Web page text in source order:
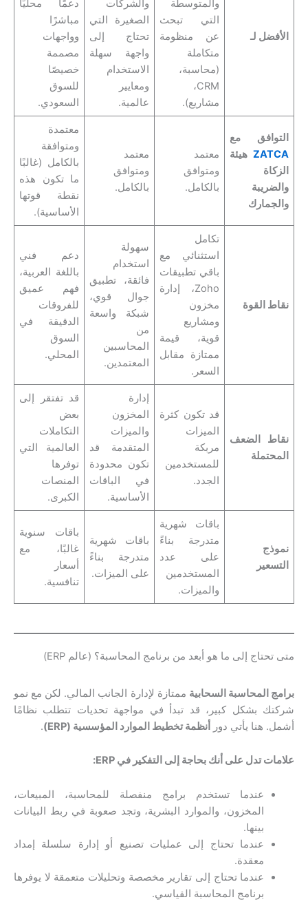
الأفضل لـ
والمتوسطة
التي تبحث
عن منظومة
متكاملة
(محاسبة،
CRM،
مشاريع).
والشركات
الصغيرة التي
تحتاج إلى
واجهة سهلة
الاستخدام
ومعايير
عالمية.
دعمًا محليًا
مباشرًا
وواجهات
مصممة
خصيصًا
للسوق
السعودي.
التوافق مع
ZATCA هيئة
الزكاة
والضريبة
والجمارك
معتمد
ومتوافق
بالكامل.
معتمد
ومتوافق
بالكامل.
معتمدة
ومتوافقة
بالكامل (غالبًا
ما تكون هذه
نقطة قوتها
الأساسية).
نقاط القوة
تكامل
استثنائي مع
باقي تطبيقات
Zoho، إدارة
مخزون
ومشاريع
قوية، قيمة
ممتازة مقابل
السعر.
سهولة
استخدام
فائقة، تطبيق
جوال قوي،
شبكة واسعة
من
المحاسبين
المعتمدين.
دعم فني
باللغة العربية،
فهم عميق
للفروقات
الدقيقة في
السوق
المحلي.
نقاط الضعف
المحتملة
قد تكون كثرة
الميزات
مربكة
للمستخدمين
الجدد.
إدارة
المخزون
والميزات
المتقدمة قد
تكون محدودة
في الباقات
الأساسية.
قد تفتقر إلى
بعض
التكاملات
العالمية التي
توفرها
المنصات
الكبرى.
نموذج
التسعير
باقات شهرية
متدرجة بناءً
على عدد
المستخدمين
والميزات.
باقات شهرية
متدرجة بناءً
على الميزات.
باقات سنوية
غالبًا، مع
أسعار
تنافسية.
متى تحتاج إلى ما هو أبعد من برنامج المحاسبة؟ (عالم ERP)
برامج المحاسبة السحابية ممتازة لإدارة الجانب المالي. لكن مع نمو
شركتك بشكل كبير، قد تبدأ في مواجهة تحديات تتطلب نظامًا
أشمل. هنا يأتي دور
أنظمة تخطيط الموارد المؤسسية (ERP) .
علامات تدل على أنك بحاجة إلى التفكير في ERP:
عندما تستخدم برامج منفصلة للمحاسبة، المبيعات،
المخزون، والموارد البشرية، وتجد صعوبة في ربط البيانات
بينها.
عندما تحتاج إلى عمليات تصنيع أو إدارة سلسلة إمداد
معقدة.
عندما تحتاج إلى تقارير مخصصة وتحليلات متعمقة لا يوفرها
برنامج المحاسبة القياسي.